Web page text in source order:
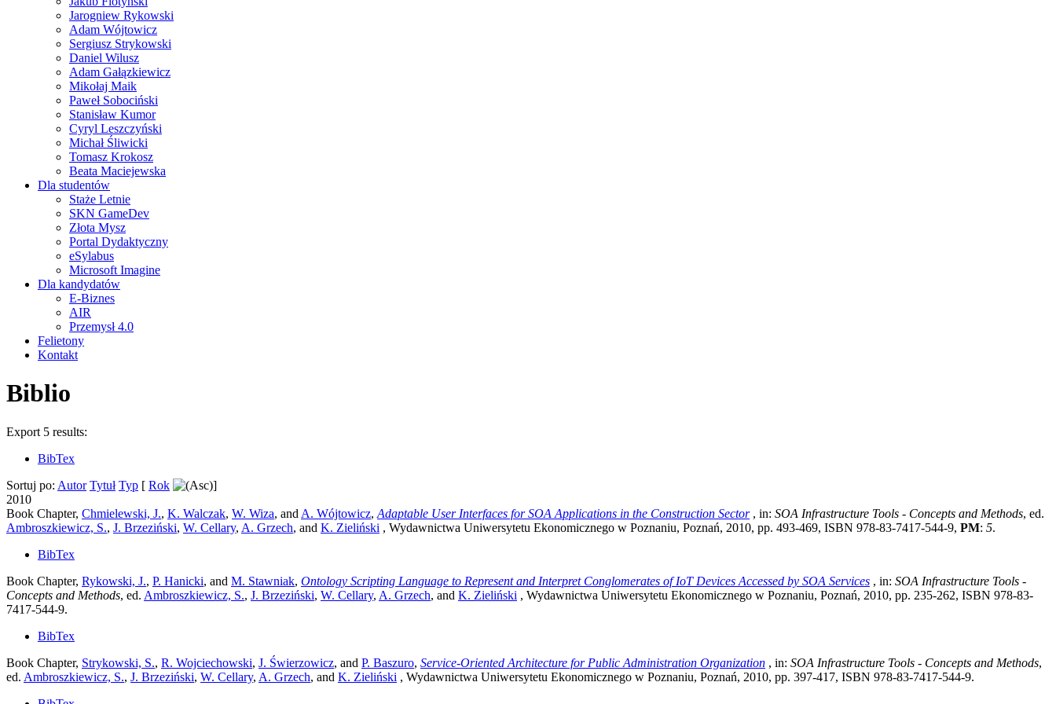
Jarogniew Rykowski
Adam Wójtowicz
Sergiusz Strykowski
Daniel Wilusz
Adam Gałązkiewicz
Mikołaj Maik
Paweł Sobociński
Stanisław Kumor
Cyryl Leszczyński
Michał Śliwicki
Tomasz Krokosz
Beata Maciejewska
Dla studentów
Staże Letnie
SKN GameDev
Złota Mysz
Portal Dydaktyczny
eSylabus
Microsoft Imagine
Dla kandydatów
E-Biznes
AIR
Przemysł 4.0
Felietony
Kontakt
Biblio
Export 5 results:
BibTex
Sortuj po: Autor Tytuł Typ [ Rok
]
2010
Book Chapter, Chmielewski, J., K. Walczak, W. Wiza, and A. Wójtowicz, Adaptable User Interfaces for SOA Applications in the Construction Sector, in: SOA Infrastructure Tools - Concepts and Methods, ed.
Ambroszkiewicz, S., J. Brzeziński, W. Cellary, A. Grzech, and K. Zieliński , Wydawnictwa Uniwersytetu Ekonomicznego w Poznaniu, Poznań, 2010, pp. 493-469, ISBN 978-83-7417-544-9, PM: 5.
BibTex
Book Chapter, Rykowski, J., P. Hanicki, and M. Stawniak, Ontology Scripting Language to Represent and Interpret Conglomerates of IoT Devices Accessed by SOA Services , in: SOA Infrastructure Tools -
Concepts and Methods, ed. Ambroszkiewicz, S., J. Brzeziński, W. Cellary, A. Grzech, and K. Zieliński , Wydawnictwa Uniwersytetu Ekonomicznego w Poznaniu, Poznań, 2010, pp. 235-262, ISBN 978-83-
7417-544-9.
BibTex
Book Chapter, Strykowski, S., R. Wojciechowski, J. Świerzowicz, and P. Baszuro, Service-Oriented Architecture for Public Administration Organization , in: SOA Infrastructure Tools - Concepts and Methods,
ed. Ambroszkiewicz, S., J. Brzeziński, W. Cellary, A. Grzech, and K. Zieliński , Wydawnictwa Uniwersytetu Ekonomicznego w Poznaniu, Poznań, 2010, pp. 397-417, ISBN 978-83-7417-544-9.